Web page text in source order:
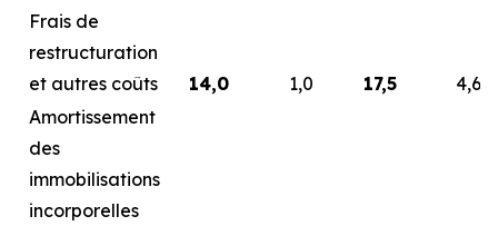
Frais de
restructuration
et autres coûts
14,0 1,0 17,5
4,6
Amortissement
des
immobilisations
incorporelles